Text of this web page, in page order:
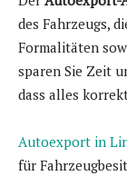
des Fahrzeugs,
Formalitäten
sparen Sie Zeit
dass alles
Autoexport in
für